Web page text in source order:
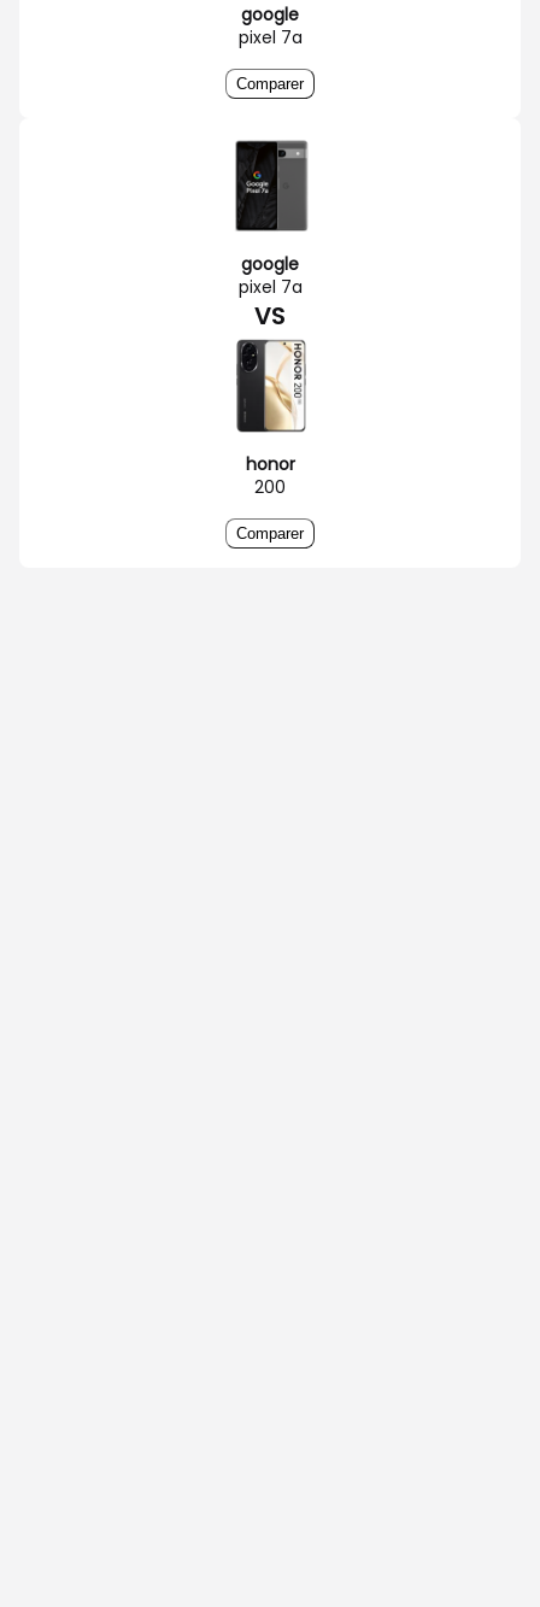
google
pixel 7a
Comparer
google
pixel 7a
VS
honor
200
Comparer